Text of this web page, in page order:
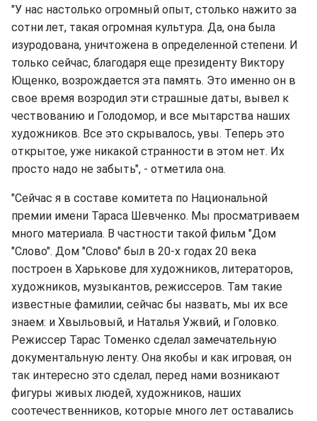
"У нас настолько огромный опыт, столько нажито за
сотни лет, такая огромная культура. Да, она была
изуродована, уничтожена в определенной степени. И
только сейчас, благодаря еще президенту Виктору
Ющенко, возрождается эта память. Это именно он в
свое время возродил эти страшные даты, вывел к
чествованию и Голодомор, и все мытарства наших
художников. Все это скрывалось, увы. Теперь это
открытое, уже никакой странности в этом нет. Их
просто надо не забыть", - отметила она.
"Сейчас я в составе комитета по Национальной
премии имени Тараса Шевченко. Мы просматриваем
много материала. В частности такой фильм "Дом
"Слово". Дом "Слово" был в 20-х годах 20 века
построен в Харькове для художников, литераторов,
художников, музыкантов, режиссеров. Там такие
известные фамилии, сейчас бы назвать, мы их все
знаем: и Хвыльовый, и Наталья Ужвий, и Головко.
Режиссер Тарас Томенко сделал замечательную
документальную ленту. Она якобы и как игровая, он
так интересно это сделал, перед нами возникают
фигуры живых людей, художников, наших
соотечественников, которые много лет оставались